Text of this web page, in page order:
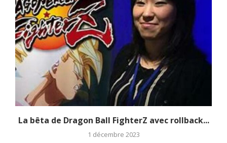
La bêta de Dragon Ball FighterZ avec rollback...
1 décembre 2023